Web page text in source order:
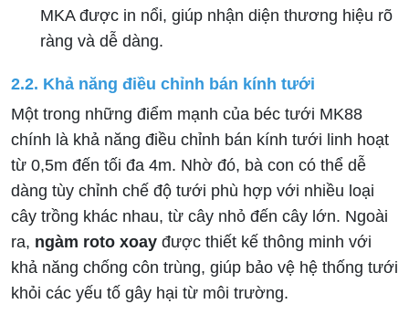
MKA được in nổi, giúp nhận diện thương hiệu rõ
ràng và dễ dàng.
2.2. Khả năng điều chỉnh bán kính tưới
Một trong những điểm mạnh của béc tưới MK88
chính là khả năng điều chỉnh bán kính tưới linh hoạt
từ 0,5m đến tối đa 4m. Nhờ đó, bà con có thể dễ
dàng tùy chỉnh chế độ tưới phù hợp với nhiều loại
cây trồng khác nhau, từ cây nhỏ đến cây lớn. Ngoài
ra, ngàm roto xoay được thiết kế thông minh với
khả năng chống côn trùng, giúp bảo vệ hệ thống tưới
khỏi các yếu tố gây hại từ môi trường.